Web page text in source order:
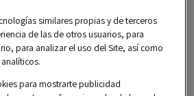
Navegación
de
entradas
anteriores
similares propias y de terceros
de las de otros usuarios, para
para analizar el uso del Site, así como
para mostrarte publicidad